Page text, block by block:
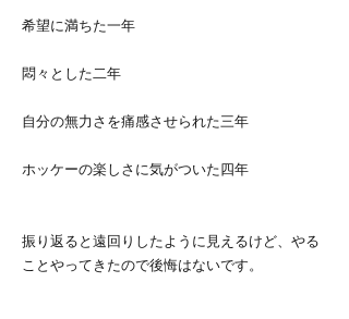
希望に満ちた一年
悶々とした二年
自分の無力さを痛感させられた三年
ホッケーの楽しさに気がついた四年
振り返ると遠回りしたように見えるけど、やる
ことやってきたので後悔はないです。